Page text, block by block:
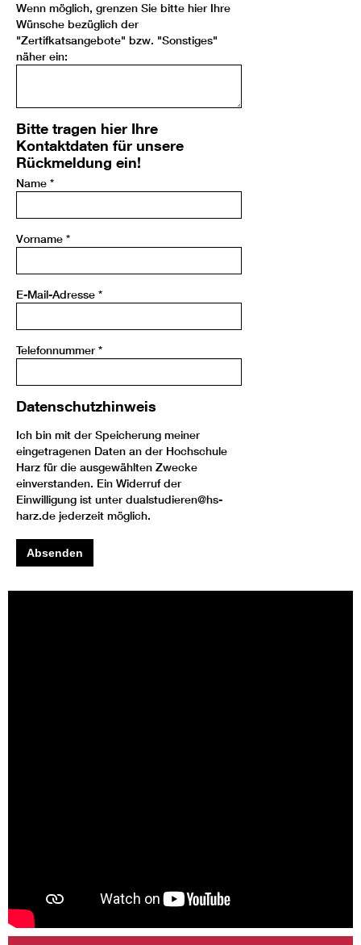
Wenn möglich, grenzen Sie bitte hier Ihre
Wünsche bezüglich der
"Zertifkatsangebote" bzw. "Sonstiges"
näher ein:
Bitte tragen hier Ihre
Kontaktdaten für unsere
Rückmeldung ein!
Name *
Vorname *
E-Mail-Adresse *
Telefonnummer *
Datenschutzhinweis
Ich bin mit der Speicherung meiner
eingetragenen Daten an der Hochschule
Harz für die ausgewählten Zwecke
einverstanden. Ein Widerruf der
Einwilligung ist unter dualstudieren@hs-
harz.de jederzeit möglich.
Absenden